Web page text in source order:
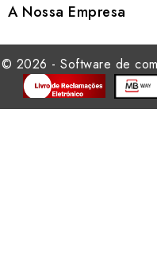
A Nossa Empresa
© 2026 - Software de